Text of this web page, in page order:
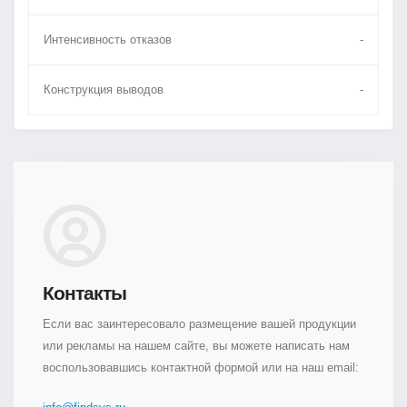
Интенсивность отказов -
Конструкция выводов -
Контакты
Если вас заинтересовало размещение вашей продукции
или рекламы на нашем сайте, вы можете написать нам
воспользовавшись контактной формой или на наш email: